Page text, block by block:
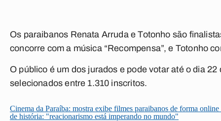
Os paraibanos Renata Arruda e Totonho são
concorre com a música “Recompensa”, e Totonho
O público é um dos jurados e pode votar até o dia
selecionados entre 1.310 inscritos.
Cinema da Paraíba: mostra exibe filmes paraibanos de forma online
de história: "reacionarismo está imperando no mundo"